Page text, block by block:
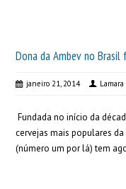
Dona da Ambev no Brasil
janeiro 21, 2014 Lamara
Fundada no início da
cervejas mais populares
(número um por lá) tem